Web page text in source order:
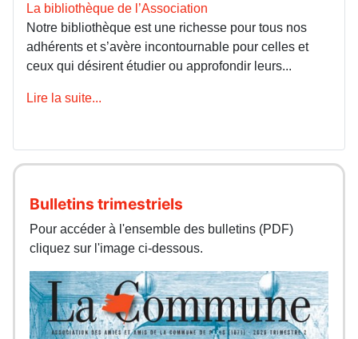
La bibliothèque de l’Association
Notre bibliothèque est une richesse pour tous nos
adhérents et s’avère incontournable pour celles et
ceux qui désirent étudier ou approfondir leurs...
Lire la suite...
Bulletins trimestriels
Pour accéder à l'ensemble des bulletins (PDF)
cliquez sur l'image ci-dessous.